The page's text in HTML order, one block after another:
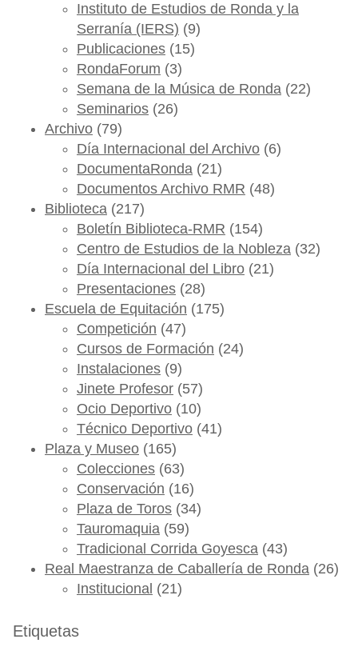
Instituto de Estudios de Ronda y la
Serranía (IERS) (9)
Publicaciones (15)
RondaForum (3)
Semana de la Música de Ronda (22)
Seminarios (26)
Archivo (79)
Día Internacional del Archivo (6)
DocumentaRonda (21)
Documentos Archivo RMR (48)
Biblioteca (217)
Boletín Biblioteca-RMR (154)
Centro de Estudios de la Nobleza (32)
Día Internacional del Libro (21)
Presentaciones (28)
Escuela de Equitación (175)
Competición (47)
Cursos de Formación (24)
Instalaciones (9)
Jinete Profesor (57)
Ocio Deportivo (10)
Técnico Deportivo (41)
Plaza y Museo (165)
Colecciones (63)
Conservación (16)
Plaza de Toros (34)
Tauromaquia (59)
Tradicional Corrida Goyesca (43)
Real Maestranza de Caballería de Ronda (26)
Institucional (21)
Etiquetas